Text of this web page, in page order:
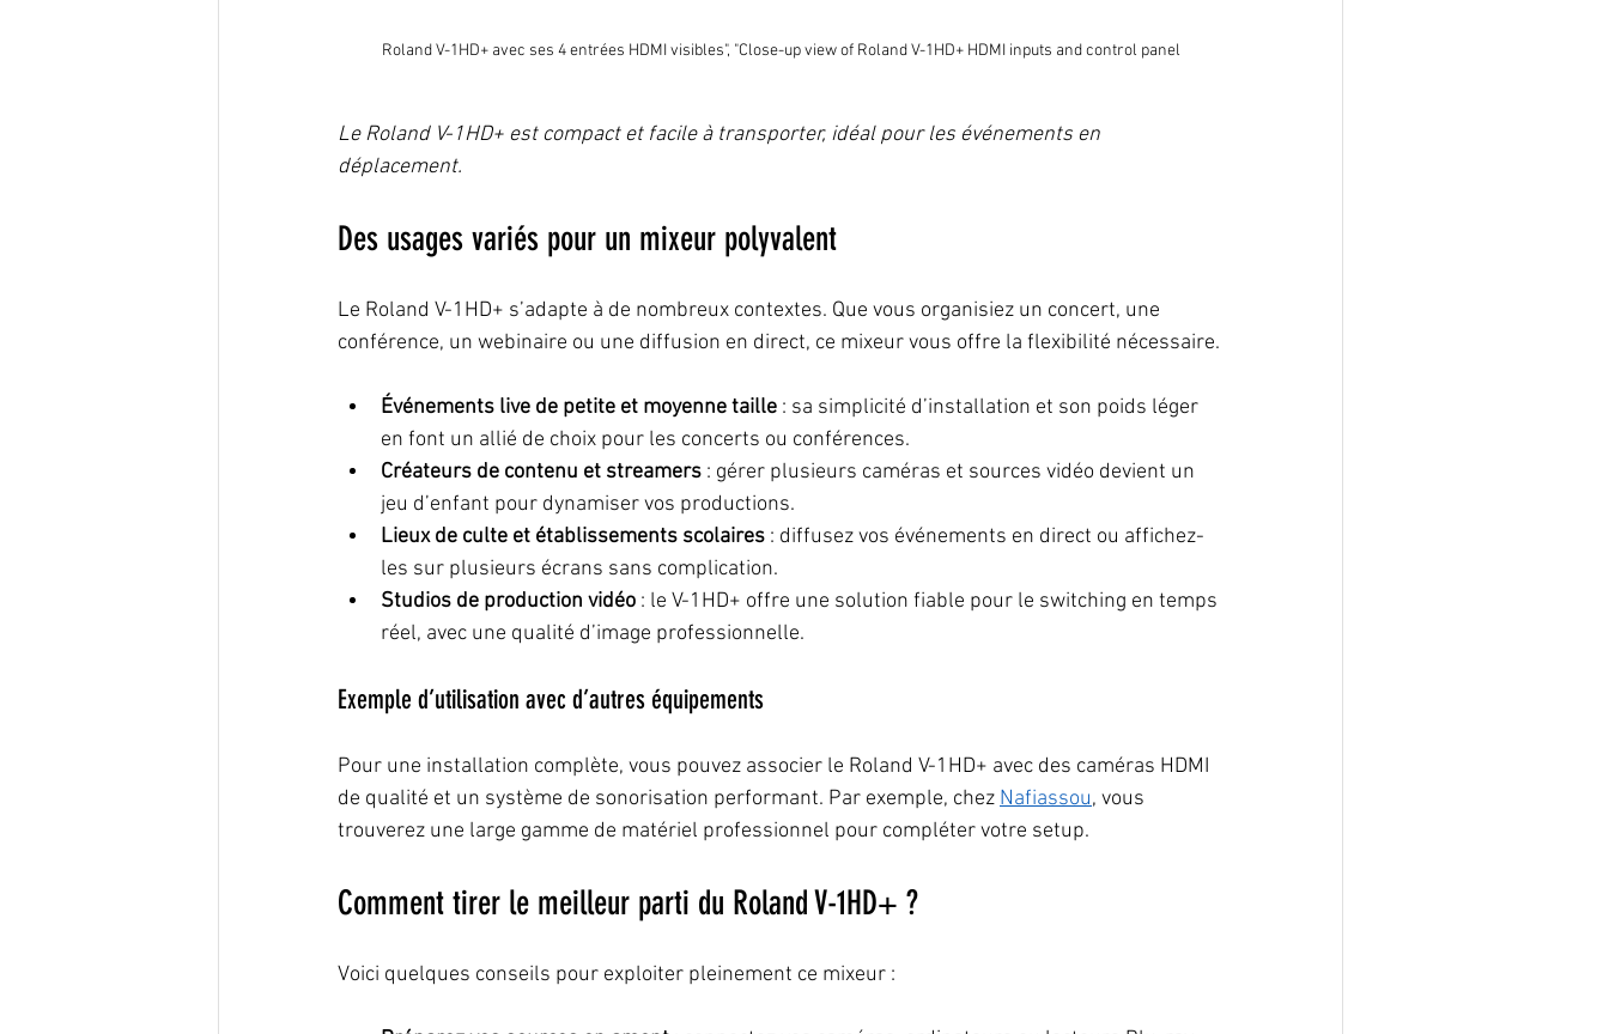
Roland V-1HD+ avec ses 4 entrées HDMI visibles", "Close-up view of Roland V-1HD+ HDMI inputs and control panel
Le Roland V-1HD+ est compact et facile à transporter, idéal pour les événements en
déplacement.
Des usages variés pour un mixeur polyvalent
Le Roland V-1HD+ s’adapte à de nombreux contextes. Que vous organisiez un concert, une
conférence, un webinaire ou une diffusion en direct, ce mixeur vous offre la flexibilité nécessaire.
Événements live de petite et moyenne taille : sa simplicité d’installation et son poids léger
en font un allié de choix pour les concerts ou conférences.
Créateurs de contenu et streamers : gérer plusieurs caméras et sources vidéo devient un
jeu d’enfant pour dynamiser vos productions.
Lieux de culte et établissements scolaires : diffusez vos événements en direct ou affichez-
les sur plusieurs écrans sans complication.
Studios de production vidéo : le V-1HD+ offre une solution fiable pour le switching en temps
réel, avec une qualité d’image professionnelle.
Exemple d’utilisation avec d’autres équipements
Pour une installation complète, vous pouvez associer le Roland V-1HD+ avec des caméras HDMI
de qualité et un système de sonorisation performant. Par exemple, chez Nafiassou, vous
trouverez une large gamme de matériel professionnel pour compléter votre setup.
Comment tirer le meilleur parti du Roland V-1HD+ ?
Voici quelques conseils pour exploiter pleinement ce mixeur :